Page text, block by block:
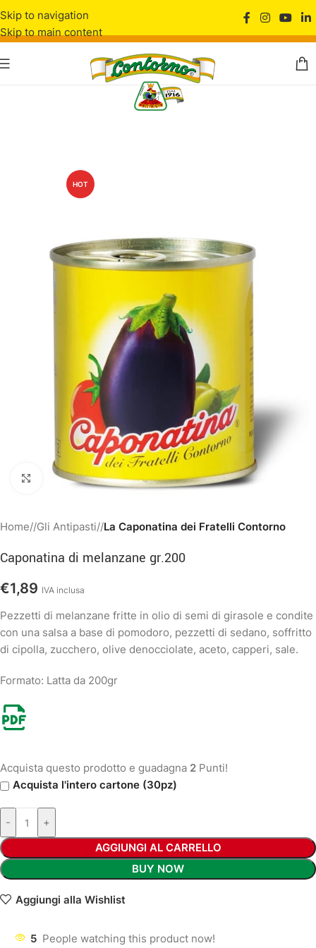
Skip to navigation
Skip to main content
HOT
Clicca per ingrandire
Home/ Gli Antipasti/ La Caponatina dei Fratelli Contorno
Caponatina di melanzane gr.200
€1,89 IVA inclusa
Pezzetti di melanzane fritte in olio di semi di girasole e condite
con una salsa a base di pomodoro, pezzetti di sedano, soffritto
di cipolla, zucchero, olive denocciolate, aceto, capperi, sale.
Formato: Latta da 200gr
Acquista questo prodotto e guadagna 2 Punti!
Acquista l'intero cartone (30pz)
-
+
AGGIUNGI AL CARRELLO
BUY NOW
Aggiungi alla Wishlist
5 People watching this product now!